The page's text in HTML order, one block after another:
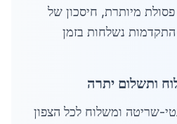
מיותרת, חיסכון של
התקדמות נשלחות בזמן
שריטה ומשלוח לכל הצפון